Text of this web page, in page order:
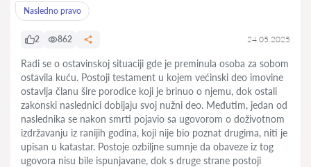
Nasledno pravo
2 862 24.05.2025
Radi se o ostavinskoj situaciji gde je preminula osoba za sobom
ostavila kuću. Postoji testament u kojem većinski deo imovine
ostavlja članu šire porodice koji je brinuo o njemu, dok ostali
zakonski naslednici dobijaju svoj nužni deo. Međutim, jedan od
naslednika se nakon smrti pojavio sa ugovorom o doživotnom
izdržavanju iz ranijih godina, koji nije bio poznat drugima, niti je
upisan u katastar. Postoje ozbiljne sumnje da obaveze iz tog
ugovora nisu bile ispunjavane, dok s druge strane postoji